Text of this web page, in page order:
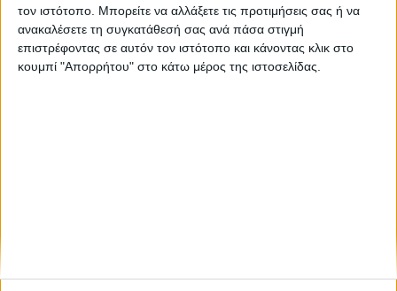
τον ιστότοπο. Μπορείτε να αλλάξετε τις προτιμήσεις σας ή να
ανακαλέσετε τη συγκατάθεσή σας ανά πάσα στιγμή
επιστρέφοντας σε αυτόν τον ιστότοπο και κάνοντας κλικ στο
κουμπί "Απορρήτου" στο κάτω μέρος της ιστοσελίδας.
EICMA 2024: Zonsen Cyclone Motorcycle - Μεσαίο
Adventure, Α1 scooter και 2 cruiser για την Ευρώπη
Στο περίπτερο της Zonsen Cyclone Motorcycles στην EICMA
2024, είδαμε τέσσερα νέα μοντέλα για την ευρ...